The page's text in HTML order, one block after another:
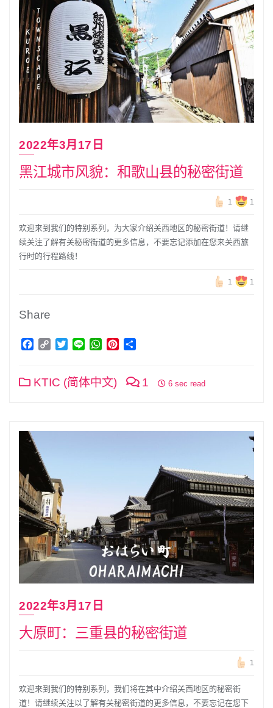
2022年3月17日
黑江城市风貌：和歌山县的秘密街道
1 1
欢迎来到我们的特别系列，为大家介绍关西地区的秘密街道！请继
续关注了解有关秘密街道的更多信息，不要忘记添加在您来关西旅
行时的行程路线！
1 1
Share
Facebook
Copy TwitterLine WhatsApp
Pinterest
KTIC (简体中文) 1 6 sec read
2022年3月17日
大原町：三重县的秘密街道
1
欢迎来到我们的特别系列，我们将在其中介绍关西地区的秘密街
道！请继续关注以了解有关秘密街道的更多信息，不要忘记在您下